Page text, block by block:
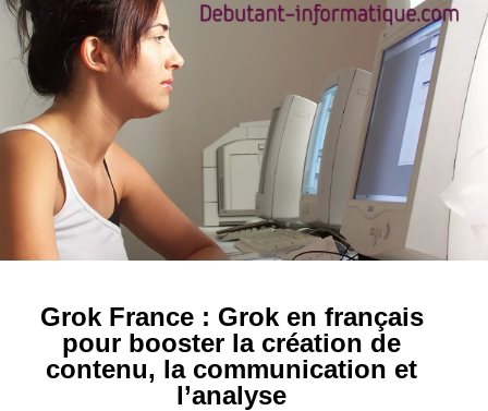
Grok France : Grok en français
pour booster la création de
contenu, la communication et
l’analyse